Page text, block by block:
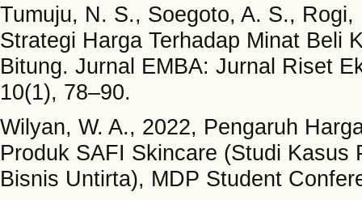
Tumuju, N. S., Soegoto, A. S.,
Strategi Harga Terhadap Minat Beli
Bitung. Jurnal EMBA: Jurnal Riset
10(1), 78–90.
Wilyan, W. A., 2022, Pengaruh
Produk SAFI Skincare (Studi
Bisnis Untirta), MDP Student